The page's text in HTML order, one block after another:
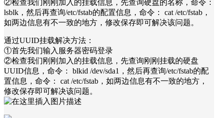
②检查我们刚刚加入的挂载信息，先查询硬盘的名称，命令：
lsblk，然后再查询/etc/fstab的配置信息，命令： cat /etc/fstab，
如两边信息有不一致的地方，修改保存即可解决该问题。
通过UUID挂载解决方法：
①首先我们输入服务器密码登录
②检查我们刚刚加入的挂载信息，先查询刚刚挂载的硬盘
UUID信息，命令： blkid /dev/sda1，然后再查询/etc/fstab的配
置信息，命令： cat /etc/fstab，如两边信息有不一致的地方，
修改保存即可解决该问题。